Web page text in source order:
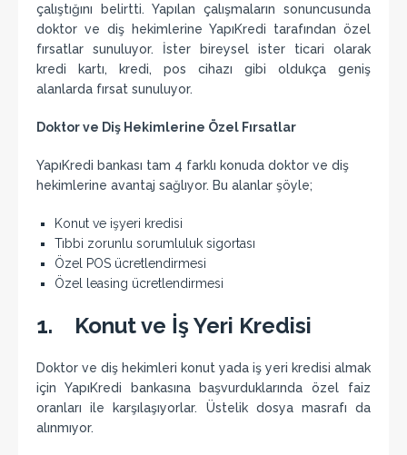
çalıştığını belirtti. Yapılan çalışmaların sonuncusunda
doktor ve diş hekimlerine YapıKredi tarafından özel
fırsatlar sunuluyor. İster bireysel ister ticari olarak
kredi kartı, kredi, pos cihazı gibi oldukça geniş
alanlarda fırsat sunuluyor.
Doktor ve Diş Hekimlerine Özel Fırsatlar
YapıKredi bankası tam 4 farklı konuda doktor ve diş
hekimlerine avantaj sağlıyor. Bu alanlar şöyle;
Konut ve işyeri kredisi
Tıbbi zorunlu sorumluluk sigortası
Özel POS ücretlendirmesi
Özel leasing ücretlendirmesi
1. Konut ve İş Yeri Kredisi
Doktor ve diş hekimleri konut yada iş yeri kredisi almak
için YapıKredi bankasına başvurduklarında özel faiz
oranları ile karşılaşıyorlar. Üstelik dosya masrafı da
alınmıyor.